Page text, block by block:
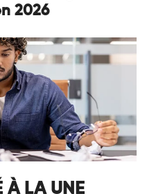
2026
À LA UNE